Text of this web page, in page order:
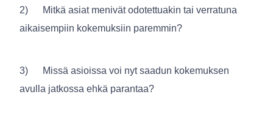
2) Mitkä asiat menivät odotettuakin tai verratuna
aikaisempiin kokemuksiin paremmin?
3) Missä asioissa voi nyt saadun kokemuksen
avulla jatkossa ehkä parantaa?